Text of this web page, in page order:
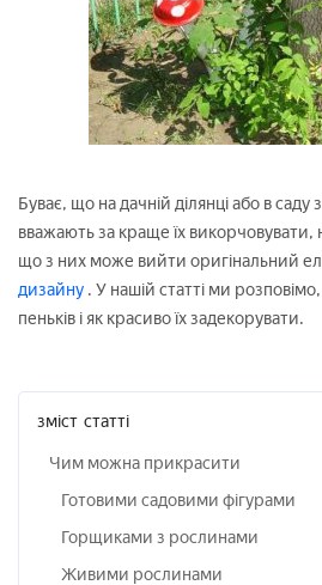
Буває, що на дачній ділянці або в
вважають за краще їх викорчовувати,
що з них може вийти оригінальний
дизайну . У нашій статті ми
пеньків і як красиво їх задекорувати.
зміст статті
Чим можна прикрасити
Готовими садовими фігурами
Горщиками з рослинами
Живими рослинами